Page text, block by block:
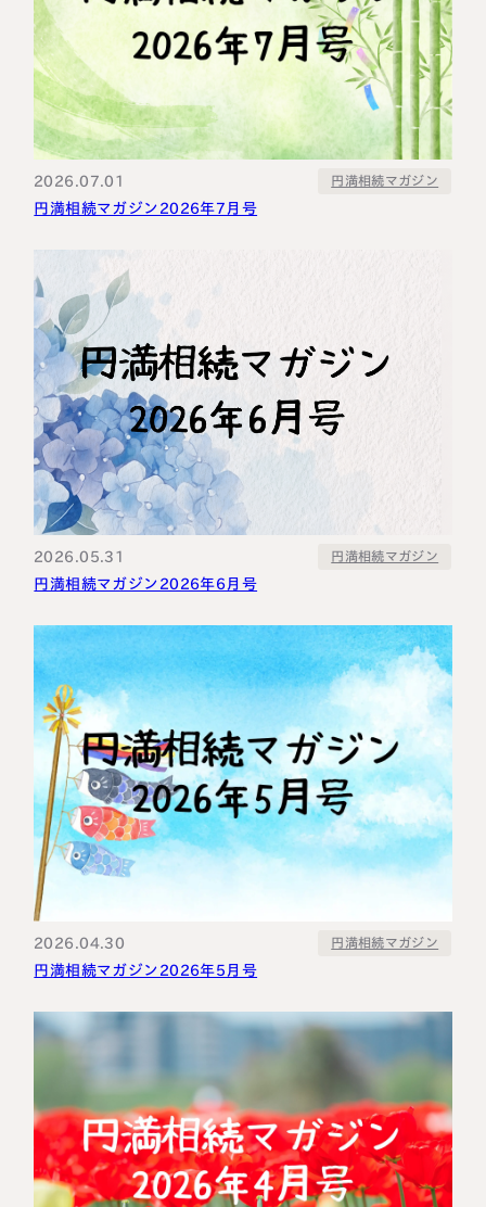
2026.07.01 円満相続マガジン
円満相続マガジン2026年7月号
2026.05.31 円満相続マガジン
円満相続マガジン2026年6月号
2026.04.30 円満相続マガジン
円満相続マガジン2026年5月号